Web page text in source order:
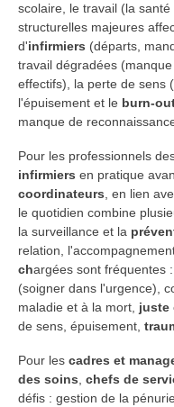
scolaire, le travail (la
structurelles majeures
d'infirmiers (départs,
travail dégradées
effectifs), la perte de sens
l'épuisement et le burn-
manque de
Pour les professionnels
infirmiers en pratique
coordinateurs , en lien
le quotidien combine
la surveillance et la
relation,
chargées sont fréquentes
(soigner dans l'urgence),
maladie et à la mort, juste
de sens, épuisement,
Pour les cadres et
des soins chefs de
défis : gestion de la